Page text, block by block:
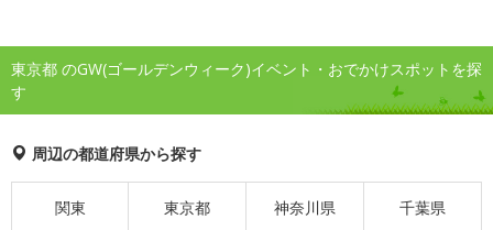
東京都 のGW(ゴールデンウィーク)イベント・おでかけスポットを探
す
周辺の都道府県から探す
関東 東京都 神奈川県 千葉県